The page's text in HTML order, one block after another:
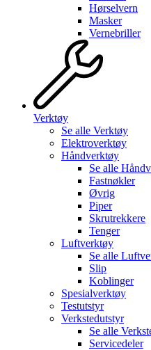
Hørselvern
Masker
Vernebriller
Verktøy
Se alle Verktøy
Elektroverktøy
Håndverktøy
Se alle
Fastnøkler
Øvrig
Piper
Skrutrekkere
Tenger
Luftverktøy
Se alle
Slip
Koblinger
Spesialverktøy
Testutstyr
Verkstedutstyr
Se alle
Servicedeler